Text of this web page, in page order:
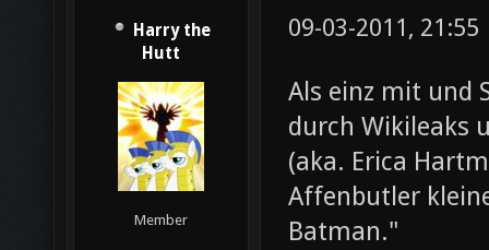
Harry the
Hutt
Member
09-03-2011, 21:55
Als einz mit und
durch Wikileaks
(aka. Erica
Affenbutler
Batman."